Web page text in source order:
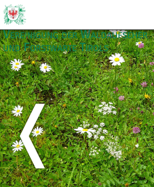
Vereinigung der Waldaufseher
und Forstwarte Tirols
❬